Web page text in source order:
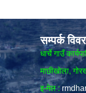
सम्पर्क
धार्चे गाउँ
माछीखोला,
इ-मेल :